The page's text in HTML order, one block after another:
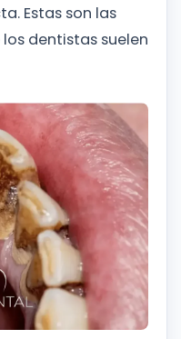
Estas son las
dentistas suelen